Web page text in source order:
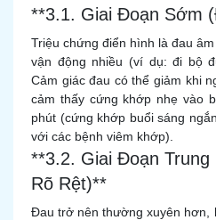
**3.1. Giai Đoạn Sớm
Triệu chứng điển hình là đau
vận động nhiều (ví dụ: đi bộ
Cảm giác đau có thể giảm khi
cảm thấy cứng khớp nhẹ vào
phút (cứng khớp buổi sáng
với các bệnh viêm khớp).
**3.2. Giai Đoạn
Rõ Rệt)**
Đau trở nên thường xuyên hơn,